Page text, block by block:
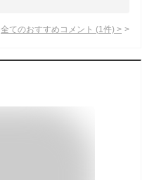
全てのおすすめコメント (1 件) >